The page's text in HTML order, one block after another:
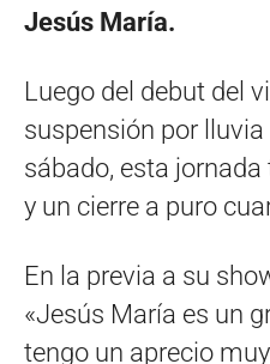
Jesús María.
Luego del debut del
suspensión por lluvia
sábado, esta
y un cierre a puro
En la previa a su
«Jesús María es un
tengo un aprecio